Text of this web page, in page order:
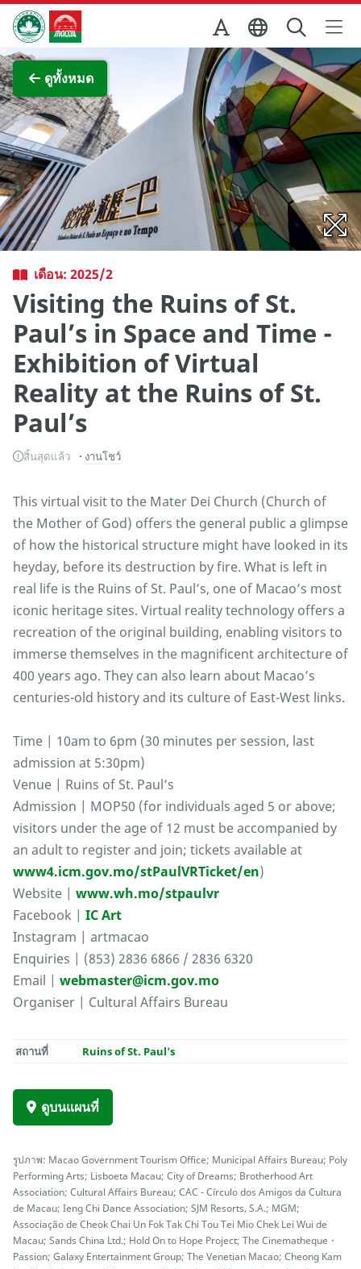
Skip to Main Content
สำนักงานการท่องเที่ยวของรัฐบาลมาเก๊า
ดูทั้งหมด
ภาพขยาย
เดือน: 2025/2
Visiting the Ruins of St.
Paul’s in Space and Time -
Exhibition of Virtual
Reality at the Ruins of St.
Paul’s
สิ้นสุดแล้ว งานโชว์
This virtual visit to the Mater Dei Church (Church of
the Mother of God) offers the general public a glimpse
of how the historical structure might have looked in its
heyday, before its destruction by fire. What is left in
real life is the Ruins of St. Paul’s, one of Macao’s most
iconic heritage sites. Virtual reality technology offers a
recreation of the original building, enabling visitors to
immerse themselves in the magnificent architecture of
400 years ago. They can also learn about Macao’s
centuries-old history and its culture of East-West links.
Time | 10am to 6pm (30 minutes per session, last
admission at 5:30pm)
Venue | Ruins of St. Paul’s
Admission | MOP50 (for individuals aged 5 or above;
visitors under the age of 12 must be accompanied by
an adult to register and join; tickets available at
www4.icm.gov.mo/stPaulVRTicket/en)
Website | www.wh.mo/stpaulvr
Facebook | IC Art
Instagram | artmacao
Enquiries | (853) 2836 6866 / 2836 6320
Email | webmaster@icm.gov.mo
Organiser | Cultural Affairs Bureau
สถานที่ Ruins of St. Paul's
ดูบนแผนที่
รูปภาพ: Macao Government Tourism Office; Municipal Affairs Bureau; Poly
Performing Arts; Lisboeta Macau; City of Dreams; Brotherhood Art
Association; Cultural Affairs Bureau; CAC - Círculo dos Amigos da Cultura
de Macau; Ieng Chi Dance Association; SJM Resorts, S.A.; MGM;
Associação de Cheok Chai Un Fok Tak Chi Tou Tei Mio Chek Lei Wui de
Macau; Sands China Ltd.; Hold On to Hope Project; The Cinematheque・
Passion; Galaxy Entertainment Group; The Venetian Macao; Cheong Kam